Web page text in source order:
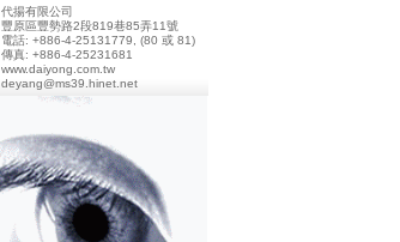
代揚有限公司
豐原區豐勢路2段819巷85弄11號
電話: +886-4-25131779, (80 或 81)
傳真: +886-4-25231681
www.daiyong.com.tw
deyang@ms39.hinet.net